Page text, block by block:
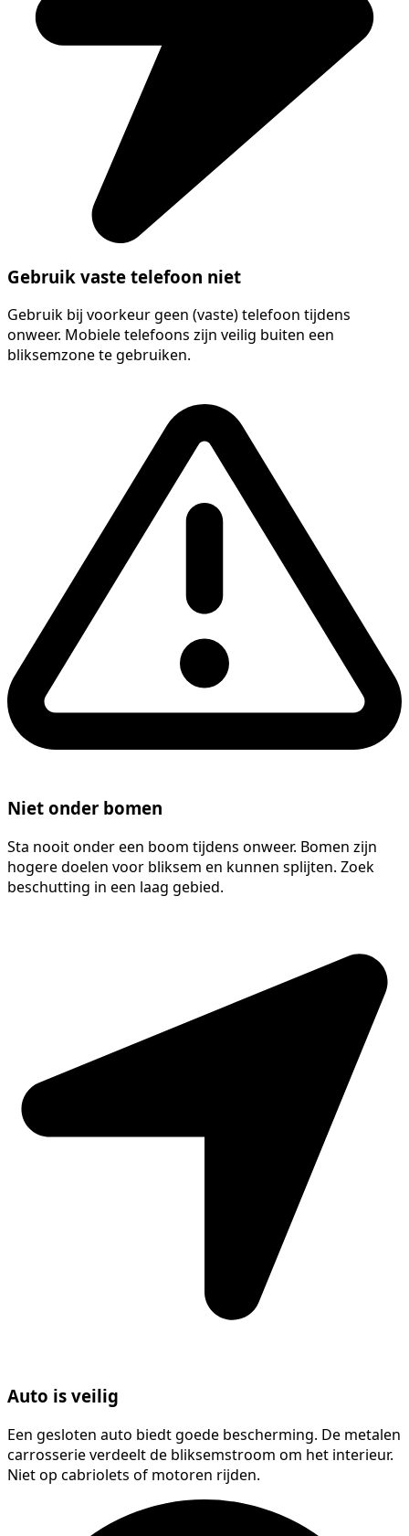
Gebruik vaste telefoon niet
Gebruik bij voorkeur geen (vaste) telefoon tijdens
onweer. Mobiele telefoons zijn veilig buiten een
bliksemzone te gebruiken.
Niet onder bomen
Sta nooit onder een boom tijdens onweer. Bomen zijn
hogere doelen voor bliksem en kunnen splijten. Zoek
beschutting in een laag gebied.
Auto is veilig
Een gesloten auto biedt goede bescherming. De metalen
carrosserie verdeelt de bliksemstroom om het interieur.
Niet op cabriolets of motoren rijden.